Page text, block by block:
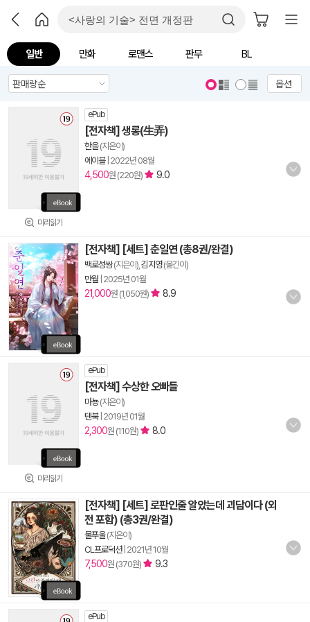
일반 만화 로맨스 판무 BL
옵션
미리읽기
ePub
[전자책] 생롱(生弄)
한을(지은이)
에이블| 2022년 08월
4,500원 (220원) 9.0
[전자책] [세트] 춘일연 (총8권/완결)
백로성쌍(지은이), 김지영(옮긴이)
만월 2025년 01월
21,000원 (1,050원) 8.9
미리읽기
ePub
[전자책] 수상한 오빠들
마뇽(지은이)
텐북| 2019년 01월
2,300원 (110원) 8.0
[전자책] [세트] 로판인줄 알았는데 괴담이다 (외
전 포함) (총3권/완결)
물푸울(지은이)
CL프로덕션| 2021년 10월
7,500원 (370원) 9.3
ePub